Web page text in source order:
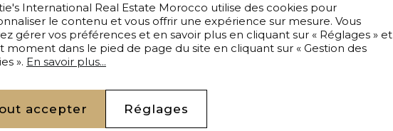
International Real Estate Morocco utilise des cookies pour
le contenu et vous offrir une expérience sur mesure. Vous
gérer vos préférences et en savoir plus en cliquant sur « Réglages » et
moment dans le pied de page du site en cliquant sur « Gestion des
». En savoir plus...
accepter Réglages